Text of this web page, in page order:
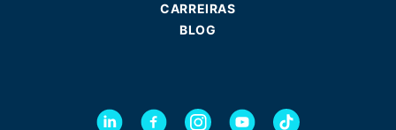
CARREIRAS
BLOG